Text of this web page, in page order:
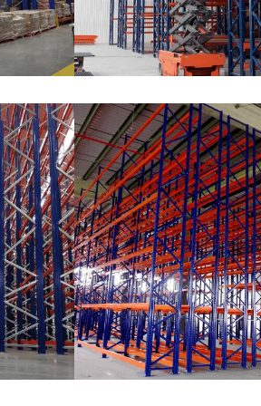
Almacenamiento Industrial
La Guacamaya